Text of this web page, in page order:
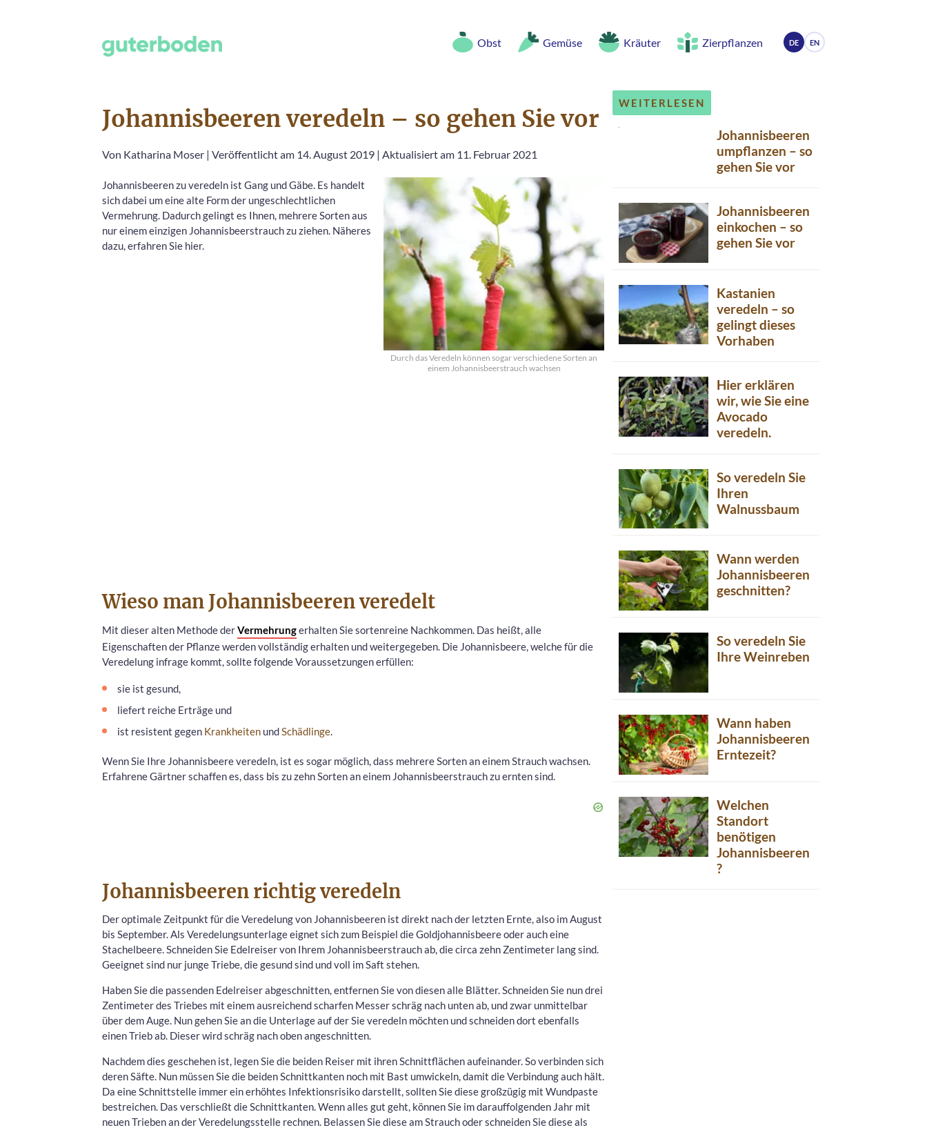
Obst Gemüse Kräuter Zierpflanzen DE EN
Johannisbeeren veredeln – so gehen Sie vor
Von Katharina Moser | Veröffentlicht am 14. August 2019 | Aktualisiert am 11. Februar 2021
Durch das Veredeln können sogar verschiedene Sorten an
einem Johannisbeerstrauch wachsen
Johannisbeeren zu veredeln ist Gang und Gäbe. Es handelt
sich dabei um eine alte Form der ungeschlechtlichen
Vermehrung. Dadurch gelingt es Ihnen, mehrere Sorten aus
nur einem einzigen Johannisbeerstrauch zu ziehen. Näheres
dazu, erfahren Sie hier.
Wieso man Johannisbeeren veredelt
Mit dieser alten Methode derVermehrungerhalten Sie sortenreine Nachkommen. Das heißt, alle
Eigenschaften der Pflanze werden vollständig erhalten und weitergegeben. Die Johannisbeere, welche für die
Veredelung infrage kommt, sollte folgende Voraussetzungen erfüllen:
sie ist gesund,
liefert reiche Erträge und
ist resistent gegen Krankheiten undSchädlinge.
Wenn Sie Ihre Johannisbeere veredeln, ist es sogar möglich, dass mehrere Sorten an einem Strauch wachsen.
Erfahrene Gärtner schaffen es, dass bis zu zehn Sorten an einem Johannisbeerstrauch zu ernten sind.
Johannisbeeren richtig veredeln
Der optimale Zeitpunkt für die Veredelung von Johannisbeeren ist direkt nach der letzten Ernte, also im August
bis September. Als Veredelungsunterlage eignet sich zum Beispiel die Goldjohannisbeere oder auch eine
Stachelbeere. Schneiden Sie Edelreiser von Ihrem Johannisbeerstrauch ab, die circa zehn Zentimeter lang sind.
Geeignet sind nur junge Triebe, die gesund sind und voll im Saft stehen.
Haben Sie die passenden Edelreiser abgeschnitten, entfernen Sie von diesen alle Blätter. Schneiden Sie nun drei
Zentimeter des Triebes mit einem ausreichend scharfen Messer schräg nach unten ab, und zwar unmittelbar
über dem Auge. Nun gehen Sie an die Unterlage auf der Sie veredeln möchten und schneiden dort ebenfalls
einen Trieb ab. Dieser wird schräg nach oben angeschnitten.
Nachdem dies geschehen ist, legen Sie die beiden Reiser mit ihren Schnittflächen aufeinander. So verbinden sich
deren Säfte. Nun müssen Sie die beiden Schnittkanten noch mit Bast umwickeln, damit die Verbindung auch hält.
Da eine Schnittstelle immer ein erhöhtes Infektionsrisiko darstellt, sollten Sie diese großzügig mit Wundpaste
bestreichen. Das verschließt die Schnittkanten. Wenn alles gut geht, können Sie im darauffolgenden Jahr mit
neuen Trieben an der Veredelungsstelle rechnen. Belassen Sie diese am Strauch oder schneiden Sie diese als
WEITERLESEN
Johannisbeeren
umpflanzen – so
gehen Sie vor
Johannisbeeren
einkochen – so
gehen Sie vor
Kastanien
veredeln – so
gelingt dieses
Vorhaben
Hier erklären
wir, wie Sie eine
Avocado
veredeln.
So veredeln Sie
Ihren
Walnussbaum
Wann werden
Johannisbeeren
geschnitten?
So veredeln Sie
Ihre Weinreben
Wann haben
Johannisbeeren
Erntezeit?
Welchen
Standort
benötigen
Johannisbeeren
?